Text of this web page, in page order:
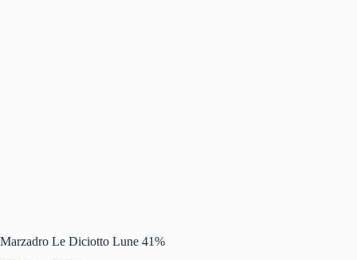
Marzadro Le Diciotto Lune 41%